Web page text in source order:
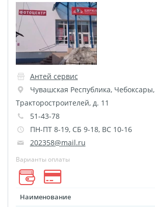
Табличка Instagram
Детская метрика
Валентинки
Коробки для кружек
Коробки для тарелок
Коробки для футболок
Коробки для пазлов
Сумки подарочные
Светильник с фото
Детские футболки
Этикетки на бутылку
Фотошкатулка
Антей сервис
Чувашская Республика, Чебоксары,
Тракторостроителей, д. 11
51-43-78
ПН-ПТ 8-19, СБ 9-18, ВС 10-16
202358@mail.ru
Варианты оплаты
Наименование